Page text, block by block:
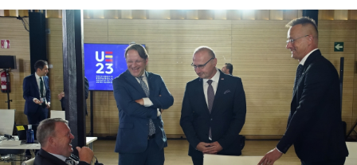
Sport
Mondiali calcio 2026
PODCAST
NEWSLETTER